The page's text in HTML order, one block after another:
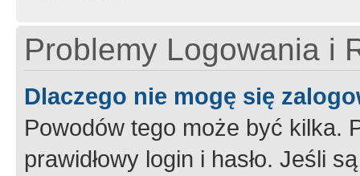
Problemy Logowania i
Dlaczego nie mogę się
Powodów tego może być kilka.
prawidłowy login i hasło. Jeśli